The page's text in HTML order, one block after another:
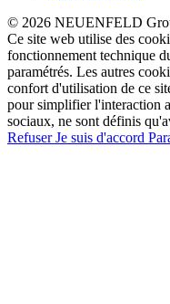
© 2026 NEUENFELD
Ce site web utilise des
fonctionnement technique
paramétrés. Les autres
confort d'utilisation de ce
pour simplifier l'interaction
sociaux, ne sont définis
RefuserJe suis d'accord